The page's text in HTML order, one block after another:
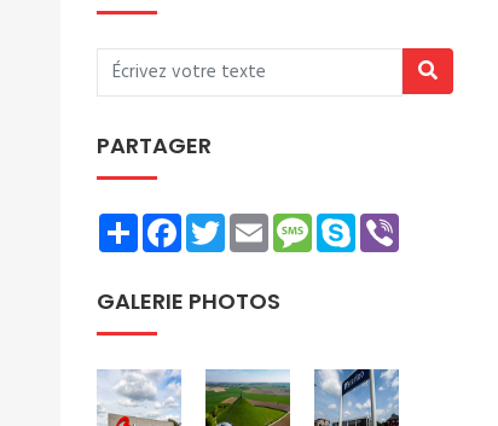
PARTAGER
ShareFacebookTwitterEmailMessage
Skype
GALERIE PHOTOS